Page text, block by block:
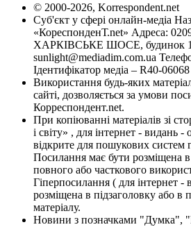
© 2000-2026, Korrespondent.net
Суб'єкт у сфері онлайн-медіа
«КореспонденТ.net» Адреса:
ХАРКІВСЬКЕ ШОСЕ, будинок
sunlight@mediadim.com.ua
Ідентифікатор медіа – R40-06068
Використання будь-яких
сайті, дозволяється за умови
Корреспондент.net.
При копіюванні матеріалів зі
і світу» , для інтернет - видань -
відкрите для пошукових систем
Посилання має бути розміщена в
повного або часткового
Гіперпосилання ( для інтернет
розміщена в підзаголовку або в
матеріалу.
Новини з позначками "Думка",